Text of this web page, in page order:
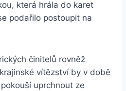
která hrála do karet
podařilo postoupit na
činitelů rovněž
vítězství by v době
uprchnout ze